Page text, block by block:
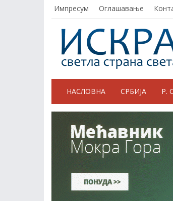
Импресум Оглашавање
НАСЛОВНА СРБИЈА Р.